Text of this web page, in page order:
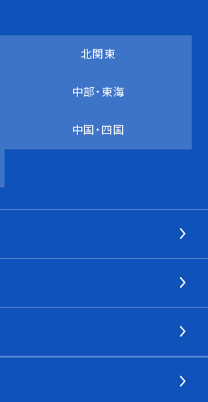
北関東
中部・東海
中国・四国